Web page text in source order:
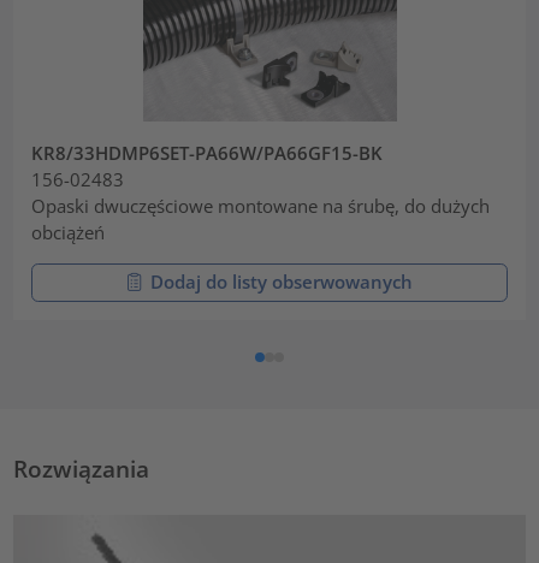
KR8/33HDMP6SET-PA66W/PA66GF15-BK
156-02483
Opaski dwuczęściowe montowane na śrubę, do dużych
obciążeń
Dodaj do listy obserwowanych
Rozwiązania